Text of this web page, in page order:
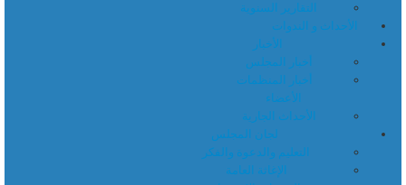
التقارير السنوية
الأحداث و الندوات
الأخبار
أخبار المجلس
أخبار المنظمات
الأعضاء
الأحداث الجارية
لجان المجلس
التعليم والدعوة والفكر
الإغاثة العامة